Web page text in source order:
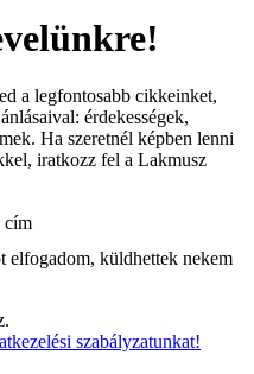
a legfontosabb cikkeinket,
érdekességek,
Ha szeretnél képben lenni
iratkozz fel a Lakmusz
cím
elfogadom, küldhettek nekem
szabályzatunkat!